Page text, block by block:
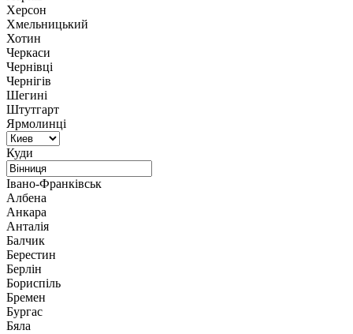
Херсон
Хмельницький
Хотин
Черкаси
Чернівці
Чернігів
Шегині
Штутгарт
Ярмолинці
Куди
Івано-Франківськ
Албена
Анкара
Анталія
Балчик
Берестин
Берлін
Бориспіль
Бремен
Бургас
Бяла